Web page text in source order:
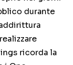
durante
ricorda la